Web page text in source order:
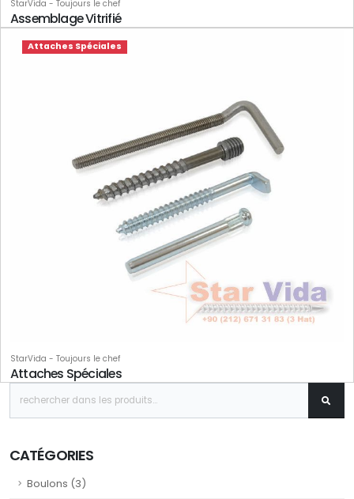
CATÉGORIES
Boulons (3)
StarVida - Toujours le chef
Assemblage Vitrifié
Attaches Spéciales
StarVida - Toujours le chef
Attaches Spéciales